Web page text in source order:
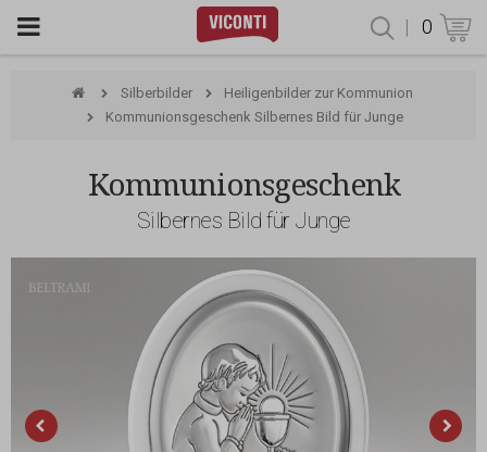
| 0
Silberbilder
Heiligenbilder zur Kommunion
Kommunionsgeschenk Silbernes Bild für Junge
Kommunionsgeschenk
Silbernes Bild für Junge